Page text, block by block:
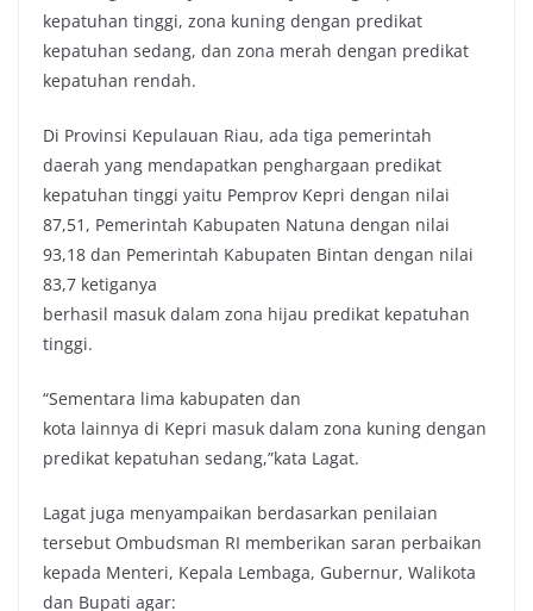
kepatuhan tinggi, zona kuning dengan predikat
kepatuhan sedang, dan zona merah dengan predikat
kepatuhan rendah.
Di Provinsi Kepulauan Riau, ada tiga pemerintah
daerah yang mendapatkan penghargaan predikat
kepatuhan tinggi yaitu Pemprov Kepri dengan nilai
87,51, Pemerintah Kabupaten Natuna dengan nilai
93,18 dan Pemerintah Kabupaten Bintan dengan nilai
83,7 ketiganya
berhasil masuk dalam zona hijau predikat kepatuhan
tinggi.
“Sementara lima kabupaten dan
kota lainnya di Kepri masuk dalam zona kuning dengan
predikat kepatuhan sedang,”kata Lagat.
Lagat juga menyampaikan berdasarkan penilaian
tersebut Ombudsman RI memberikan saran perbaikan
kepada Menteri, Kepala Lembaga, Gubernur, Walikota
dan Bupati agar: